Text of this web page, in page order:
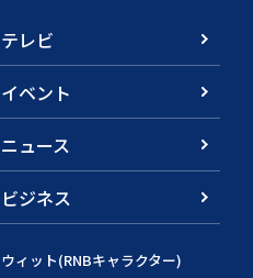
テレビ
イベント
ニュース
ビジネス
ウィット(RNBキャラクター)